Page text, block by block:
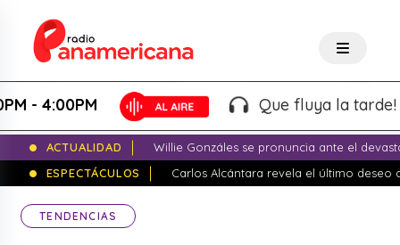
Que fluya la tarde! -
ACTUALIDAD
Willie Gonzáles se pronuncia ante el
ESPECTÁCULOS
Carlos Alcántara revela el último deseo
TENDENCIAS